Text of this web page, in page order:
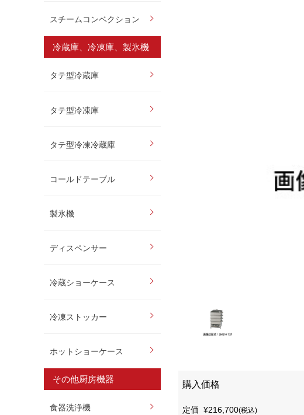
スチームコンベクション
冷蔵庫、冷凍庫、製氷機
タテ型冷蔵庫
タテ型冷凍庫
タテ型冷凍冷蔵庫
コールドテーブル
製氷機
ディスペンサー
冷蔵ショーケース
冷凍ストッカー
ホットショーケース
その他厨房機器
食器洗浄機
購入価格
定価 ¥216,700(税込)